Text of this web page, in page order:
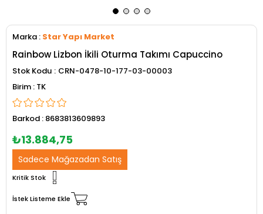
Marka : Star Yapı Market
Rainbow Lizbon İkili Oturma Takımı Capuccino
Stok Kodu
CRN-0478-10-177-03-00003
TK
Barkod : 8683813609893
₺13.884,75
Sadece Mağazadan Satış
Kritik Stok
İstek Listeme Ekle